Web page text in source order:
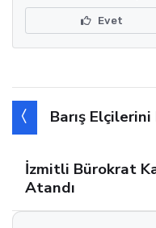
Evet
Barış
İzmitli Bürokrat
Atandı